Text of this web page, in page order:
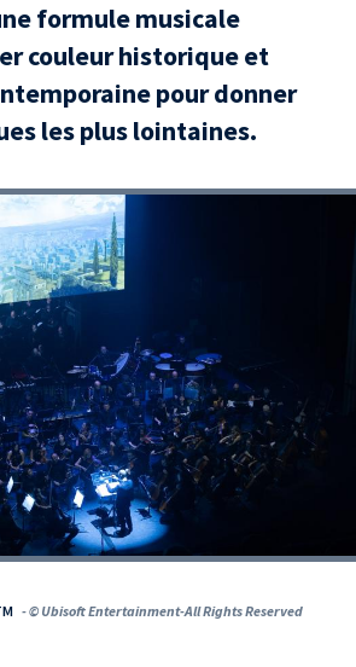
formule musicale
couleur historique et
pour donner
les plus lointaines.
- © Ubisoft Entertainment-All Rights Reserved